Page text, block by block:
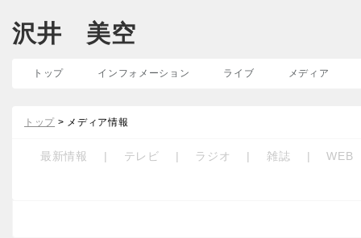
沢井 美空
トップ インフォメーション ライブ メディア
トップ > メディア情報
最新情報 | テレビ | ラジオ | 雑誌 | WEB